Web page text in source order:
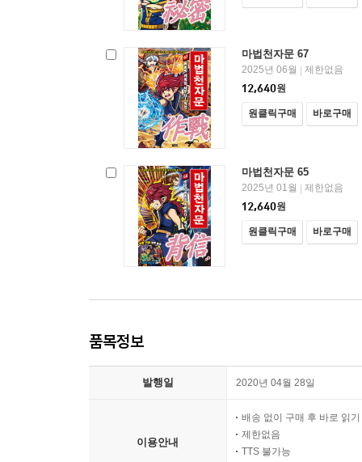
마법천자문 67
2025년 06월
제한없음
12,640원
원클릭구매 바로구매
마법천자문 65
2025년 01월
제한없음
12,640원
원클릭구매 바로구매
품목정보
발행일 2020년 04월 28일
이용안내
배송 없이 구매 후 바로 읽기
제한없음
TTS 불가능